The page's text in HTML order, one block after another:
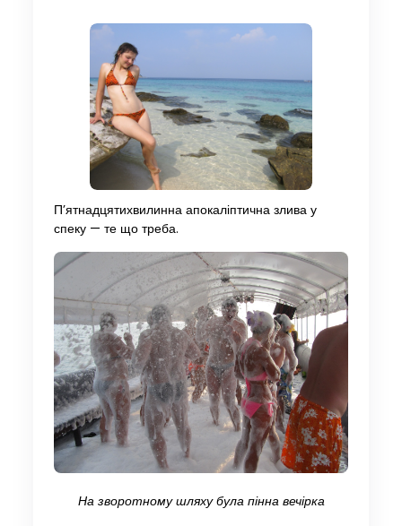
П’ятнадцятихвилинна апокаліптична злива у
спеку — те що треба.
На зворотному шляху була пінна вечірка